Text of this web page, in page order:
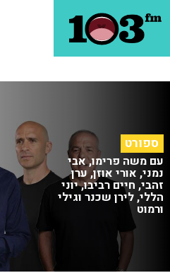
ספורט
עם משה פרימו, אבי
נמני, אורי אוזן, ערן
זהבי, חיים רביבו, יוני
הללי, לירן שכנר וגילי
ורמוט